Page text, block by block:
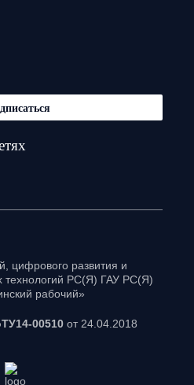
цифрового развития и
технологий РС(Я) ГАУ РС(Я)
рабочий»
00510 от 24.04.2018